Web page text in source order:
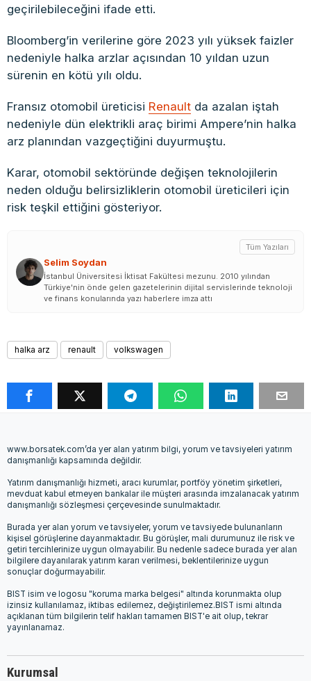
geçirilebileceğini ifade etti.
Bloomberg’in verilerine göre 2023 yılı yüksek faizler
nedeniyle halka arzlar açısından 10 yıldan uzun
sürenin en kötü yılı oldu.
Fransız otomobil üreticisi Renault da azalan iştah
nedeniyle dün elektrikli araç birimi Ampere’nin halka
arz planından vazgeçtiğini duyurmuştu.
Karar, otomobil sektöründe değişen teknolojilerin
neden olduğu belirsizliklerin otomobil üreticileri için
risk teşkil ettiğini gösteriyor.
Selim Soydan
Tüm Yazıları
İstanbul Üniversitesi İktisat Fakültesi mezunu. 2010 yılından
Türkiye'nin önde gelen gazetelerinin dijital servislerinde teknoloji
ve finans konularında yazı haberlere imza attı
halka arz renault volkswagen
www.borsatek.com’da yer alan yatırım bilgi, yorum ve tavsiyeleri yatırım
danışmanlığı kapsamında değildir.
Yatırım danışmanlığı hizmeti, aracı kurumlar, portföy yönetim şirketleri,
mevduat kabul etmeyen bankalar ile müşteri arasında imzalanacak yatırım
danışmanlığı sözleşmesi çerçevesinde sunulmaktadır.
Burada yer alan yorum ve tavsiyeler, yorum ve tavsiyede bulunanların
kişisel görüşlerine dayanmaktadır. Bu görüşler, mali durumunuz ile risk ve
getiri tercihlerinize uygun olmayabilir. Bu nedenle sadece burada yer alan
bilgilere dayanılarak yatırım kararı verilmesi, beklentilerinize uygun
sonuçlar doğurmayabilir.
BIST isim ve logosu "koruma marka belgesi" altında korunmakta olup
izinsiz kullanılamaz, iktibas edilemez, değiştirilemez.BIST ismi altında
açıklanan tüm bilgilerin telif hakları tamamen BIST'e ait olup, tekrar
yayınlanamaz.
Kurumsal